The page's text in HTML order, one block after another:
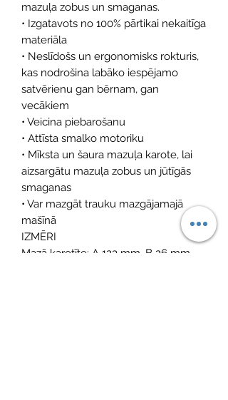
mazuļa zobus un smaganas.
• Izgatavots no 100% pārtikai nekaitīga
materiāla
• Neslīdošs un ergonomisks rokturis,
kas nodrošina labāko iespējamo
satvērienu gan bērnam, gan
vecākiem
• Veicina piebarošanu
• Attīsta smalko motoriku
• Mīksta un šaura mazuļa karote, lai
aizsargātu mazuļa zobus un jūtīgās
smaganas
• Var mazgāt trauku mazgājamajā
mašīnā
IZMĒRI
Mazā karotīte: A 123 mm, B 26 mm